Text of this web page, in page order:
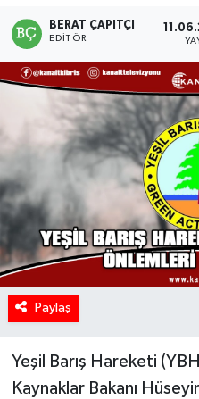
BERAT ÇAPITÇI
EDITÖR
Paylaş
Yeşil Barış Hareketi
Kaynaklar Bakanı